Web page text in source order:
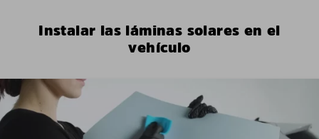
Instalar las láminas solares en el
vehículo